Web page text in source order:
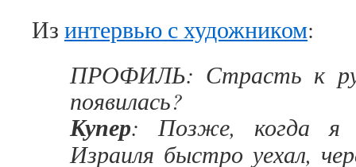
Из интервью с художником:
ПРОФИЛЬ: Страсть к
появилась?
Купер: Позже, когда я
Израиля быстро уехал,